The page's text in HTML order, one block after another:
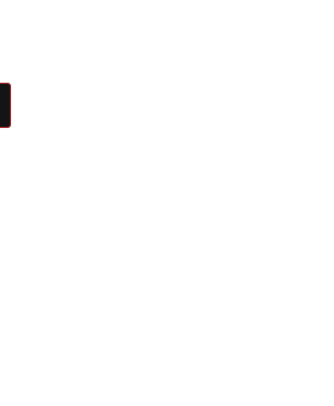
- Programas de Televisión -